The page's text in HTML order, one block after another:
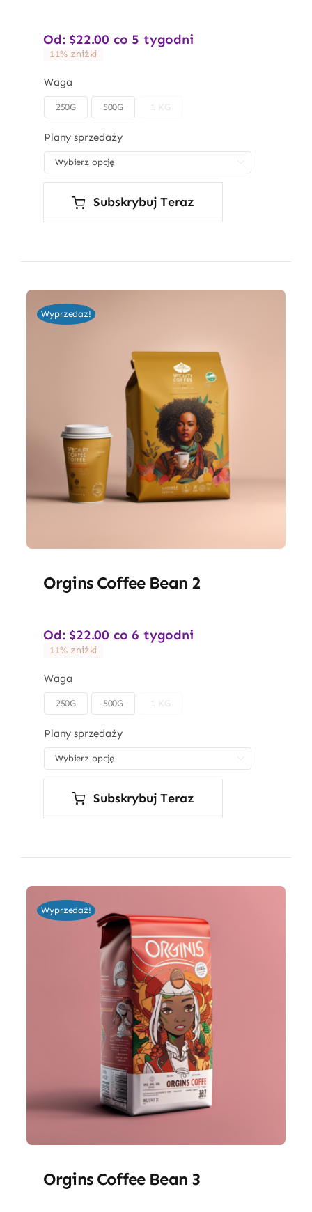
Od: $22.00 co 5 tygodni
11% zniżki
Waga
250G 500G 1 KG
Plany sprzedaży
Subskrybuj Teraz
Wyprzedaż!
Orgins Coffee Bean 2
Od: $22.00 co 6 tygodni
11% zniżki
Waga
250G 500G 1 KG
Plany sprzedaży
Subskrybuj Teraz
Wyprzedaż!
Orgins Coffee Bean 3